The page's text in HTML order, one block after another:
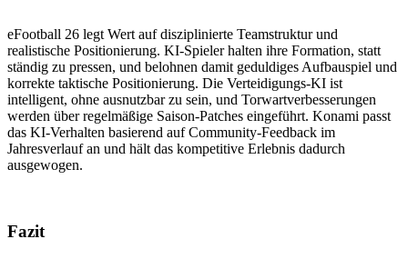
eFootball 26 legt Wert auf disziplinierte Teamstruktur und
realistische Positionierung. KI-Spieler halten ihre Formation, statt
ständig zu pressen, und belohnen damit geduldiges Aufbauspiel und
korrekte taktische Positionierung. Die Verteidigungs-KI ist
intelligent, ohne ausnutzbar zu sein, und Torwartverbesserungen
werden über regelmäßige Saison-Patches eingeführt. Konami passt
das KI-Verhalten basierend auf Community-Feedback im
Jahresverlauf an und hält das kompetitive Erlebnis dadurch
ausgewogen.
Fazit